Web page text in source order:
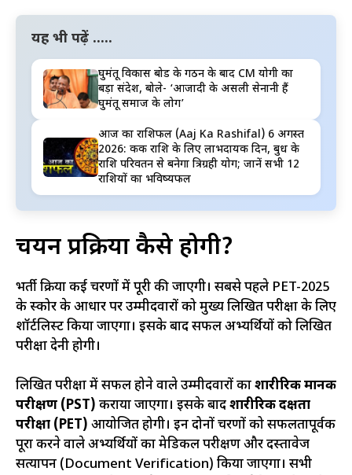
यह भी पढ़ें .....
घुमंतू विकास बोर्ड के गठन के बाद CM योगी का
बड़ा संदेश, बोले- ‘आजादी के असली सेनानी हैं
घुमंतू समाज के लोग’
आज का राशिफल (Aaj Ka Rashifal) 6 अगस्त
2026: कर्क राशि के लिए लाभदायक दिन, बुध के
राशि परिवर्तन से बनेगा त्रिग्रही योग; जानें सभी 12
राशियों का भविष्यफल
चयन प्रक्रिया कैसे होगी?
भर्ती प्रक्रिया कई चरणों में पूरी की जाएगी। सबसे पहले PET-2025
के स्कोर के आधार पर उम्मीदवारों को मुख्य लिखित परीक्षा के लिए
शॉर्टलिस्ट किया जाएगा। इसके बाद सफल अभ्यर्थियों को लिखित
परीक्षा देनी होगी।
लिखित परीक्षा में सफल होने वाले उम्मीदवारों काशारीरिक मानक
परीक्षण (PST) कराया जाएगा। इसके बादशारीरिक दक्षता
परीक्षा (PET) आयोजित होगी। इन दोनों चरणों को सफलतापूर्वक
पूरा करने वाले अभ्यर्थियों का मेडिकल परीक्षण और दस्तावेज
सत्यापन (Document Verification) किया जाएगा। सभी